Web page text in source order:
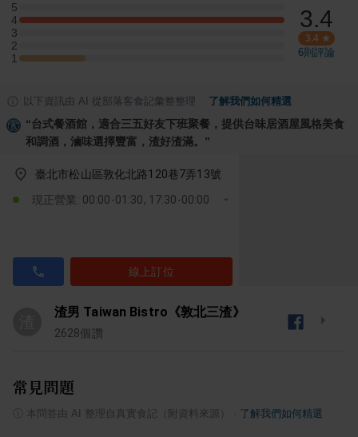
5
5 星：0 則評論
4
4 星：4 則評論
3
3 星：0 則評論
2
2 星：0 則評論
1
1 星：1 則評論
3.4
3.4
6則評論
以下資訊由 AI 從部落客食記彙整整理 了解我們如何精選
“台式餐酒館，適合三五好友下班聚餐，提供台味居酒屋風格美食
和調酒，滷味選擇豐富，渣好渣滿。 ”
臺北市松山區敦化北路120巷7弄13號
現正營業: 00:00-01:30, 17:30-00:00
線上訂位
渣男 Taiwan Bistro《敦北三渣》
2628個讚
常見問題
本問答由 AI 整理自真實食記（附資料來源） 了解我們如何精選